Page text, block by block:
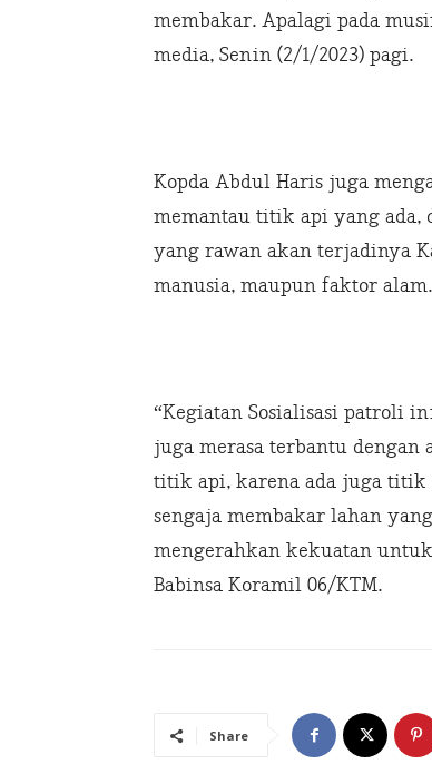
membakar. Apalagi pada
media, Senin (2/1/2023) pagi.
Kopda Abdul Haris juga
memantau titik api yang
yang rawan akan terjadinya
manusia, maupun faktor alam.
“Kegiatan Sosialisasi patroli
juga merasa terbantu dengan
titik api, karena ada juga
sengaja membakar lahan
mengerahkan kekuatan
Babinsa Koramil 06/KTM.
Share